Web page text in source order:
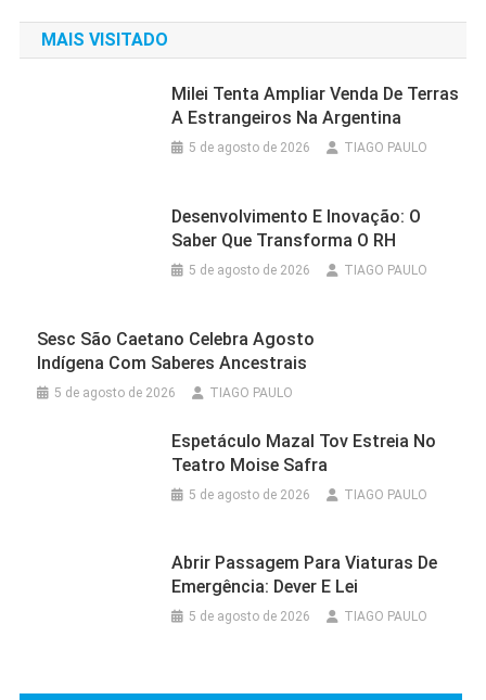
MAIS VISITADO
Milei Tenta Ampliar Venda De Terras
A Estrangeiros Na Argentina
5 de agosto de 2026 TIAGO PAULO
Desenvolvimento E Inovação: O
Saber Que Transforma O RH
5 de agosto de 2026 TIAGO PAULO
Sesc São Caetano Celebra Agosto
Indígena Com Saberes Ancestrais
5 de agosto de 2026 TIAGO PAULO
Espetáculo Mazal Tov Estreia No
Teatro Moise Safra
5 de agosto de 2026 TIAGO PAULO
Abrir Passagem Para Viaturas De
Emergência: Dever E Lei
5 de agosto de 2026 TIAGO PAULO